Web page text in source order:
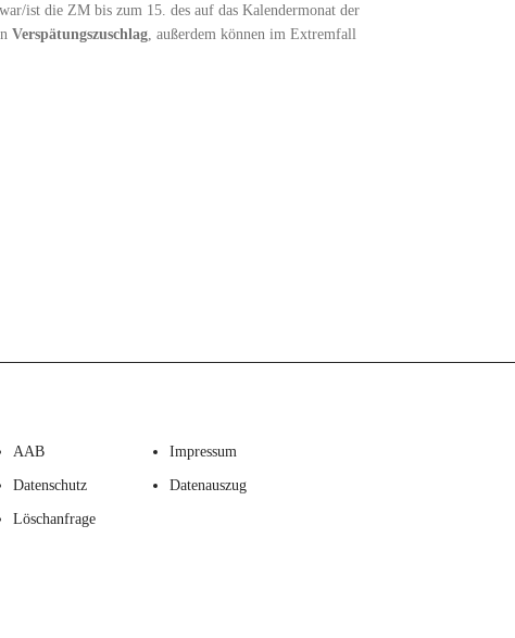
ist die ZM bis zum 15. des auf das Kalendermonat der
Verspätungszuschlag , außerdem können im Extremfall
AAB Impressum
Datenschutz Datenauszug
Löschanfrage